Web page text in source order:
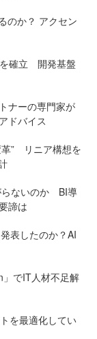
のか？ アクセン
を確立 開発基盤
ナーの専門家が
ドバイス
革” リニア構想を
らないのか BI導
諦は
表したのか？AI
でIT人材不足解
を最適化してい